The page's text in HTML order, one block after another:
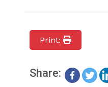
Print:
Share: